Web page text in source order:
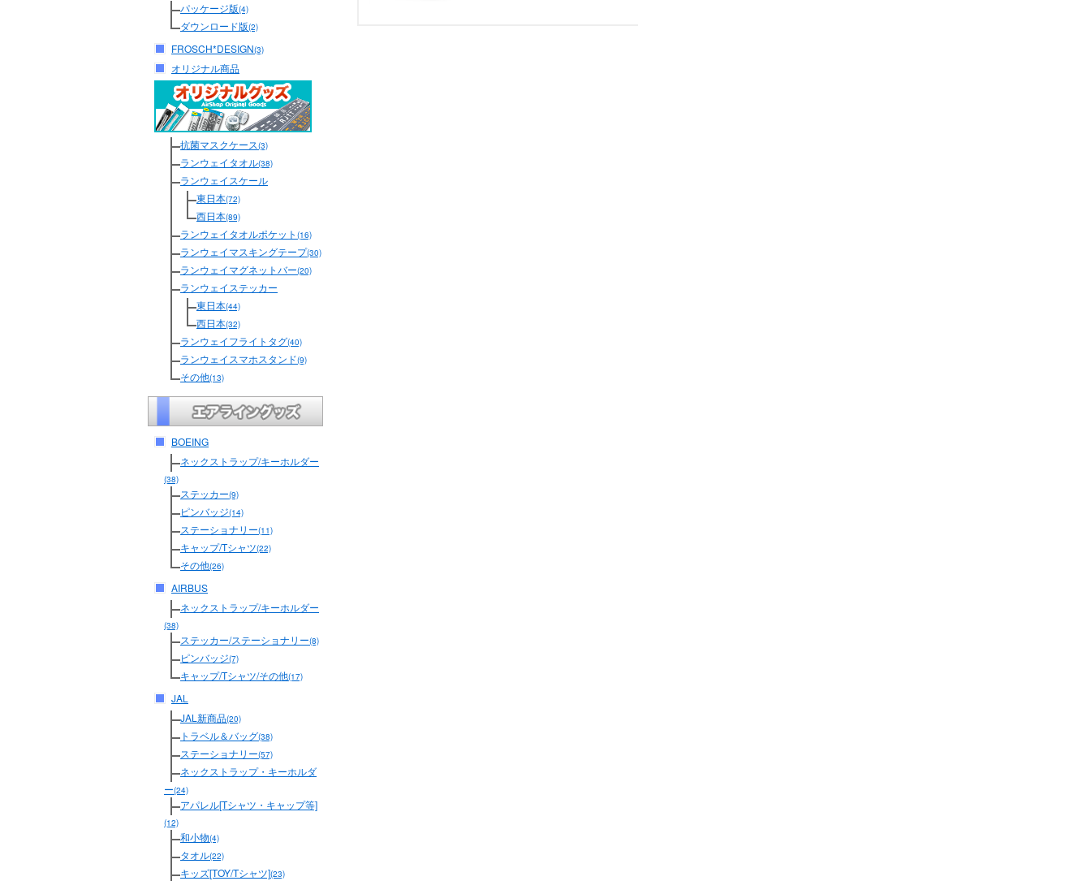
パッケージ版(4)
ダウンロード版(2)
FROSCH*DESIGN(3)
オリジナル商品
抗菌マスクケース(3)
ランウェイタオル(38)
ランウェイスケール
東日本(72)
西日本(89)
ランウェイタオルポケット (16)
ランウェイマスキングテープ(30)
ランウェイマグネットバー(20)
ランウェイステッカー
東日本(44)
西日本(32)
ランウェイフライトタグ(40)
ランウェイスマホスタンド(9)
その他(13)
BOEING
ネックストラップ/キーホルダー
(38)
ステッカー(9)
ピンバッジ(14)
ステーショナリー(11)
キャップ/Tシャツ(22)
その他(26)
AIRBUS
ネックストラップ/キーホルダー
(38)
ステッカー/ステーショナリー(8)
ピンバッジ(7)
キャップ/Tシャツ/その他(17)
JAL
JAL新商品(20)
トラベル＆バッグ(38)
ステーショナリー(57)
ネックストラップ・キーホルダ
ー(24)
アパレル[Tシャツ・キャップ等]
(12)
和小物(4)
タオル(22)
キッズ[TOY/Tシャツ](23)